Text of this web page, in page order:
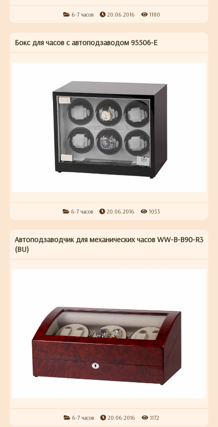
6-7 часов 20.06.2016 1180
Бокс для часов с автоподзаводом 95506-E
6-7 часов 20.06.2016 1053
Автоподзаводчик для механических часов WW-B-B90-R3
(BU)
6-7 часов 20.06.2016 1172